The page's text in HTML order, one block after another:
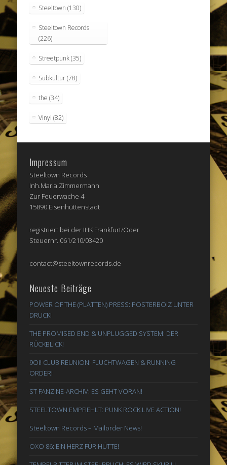
Steeltown (130)
Steeltown Records
(226)
Streetpunk(35)
Subkultur(78)
the (34)
Vinyl (82)
Impressum
Steeltown Records
Inh.Maria Zimmermann
Zur Feuerwache 4
15890 Eisenhüttenstadt
registriert bei der IHK Frankfurt/Oder
Steuernr.:061/210/03420
contact@steeltownrecords.de
Neueste Beiträge
POWER OF THE (PLATTEN) PRESS: POSTERBOIZ UNTER
DRUCK!
THE PROMISED END & UNPLUGGED SYSTEM: DER
RÜCKBLICK!
9Oi! CLUB REUNION: FLUCHTWAGEN & RUNNING
ORDER!
ST FANZINE-ARCHIV: ES GEHT VORAN!
STEELTOWN EMPFIEHLT: PUNK ROCK LIVE ACTION!
Steeltown Records – Mailorder News!
OXO 86: EIN HERZ FÜR HÜTTE!